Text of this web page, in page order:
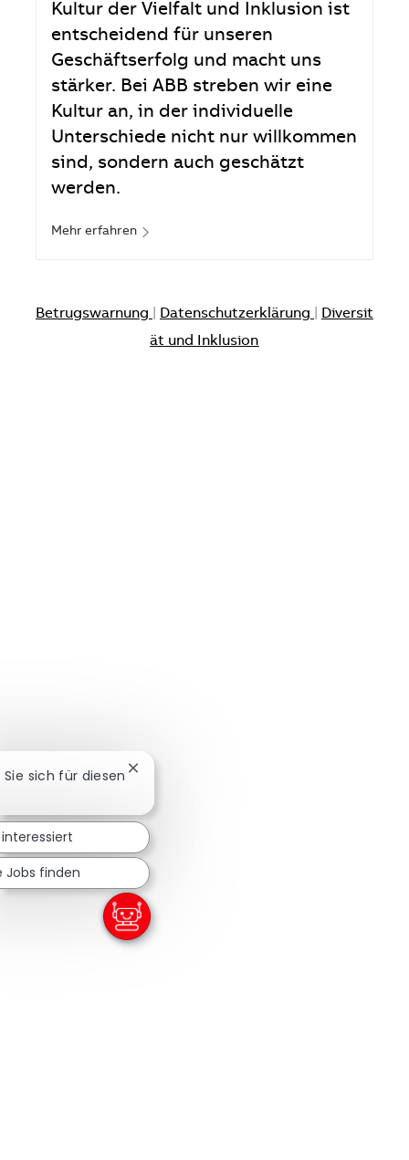
Kultur der Vielfalt und Inklusion ist
entscheidend für unseren
Geschäftserfolg und macht uns
stärker. Bei ABB streben wir eine
Kultur an, in der individuelle
Unterschiede nicht nur willkommen
sind, sondern auch geschätzt
werden.
Mehr erfahren
Betrugswarnung Datenschutzerklärung
Diversit
ät und Inklusion
sich für diesen Chatbot-Benachrichtigung schließen
Jobs finden